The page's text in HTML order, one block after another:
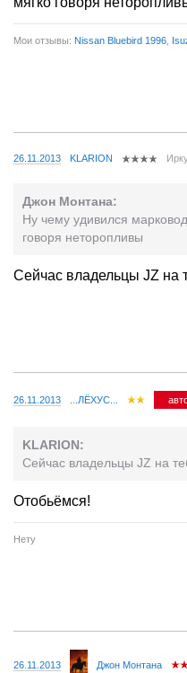
Мои отзывы: Nissan Bluebird 1996
26.11.2013 KLARION
Джон Монтана:
Ну чему удивился
говоря неторопливы
Сейчас владельцы JZ на
26.11.2013 ...ЛЁХУС...
KLARION:
Сейчас владельцы JZ на
Отобьёмся!
Нету
26.11.2013 Джон Монтана